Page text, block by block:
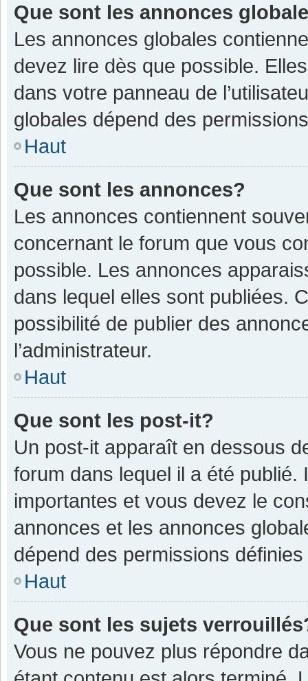
Que sont les annonces
Les annonces globales
devez lire dès que possible.
dans votre panneau de
globales dépend des
Haut
Que sont les annonces?
Les annonces contiennent
concernant le forum que vous
possible. Les annonces
dans lequel elles sont publiées.
possibilité de publier des
l’administrateur.
Haut
Que sont les post-it?
Un post-it apparaît en dessous
forum dans lequel il a été
importantes et vous devez le
annonces et les annonces
dépend des permissions définies
Haut
Que sont les sujets
Vous ne pouvez plus répondre